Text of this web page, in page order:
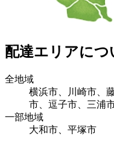
配達エリアにつ
全地域
横浜市、川崎市、
市、逗子市、三浦
一部地域
大和市、平塚市